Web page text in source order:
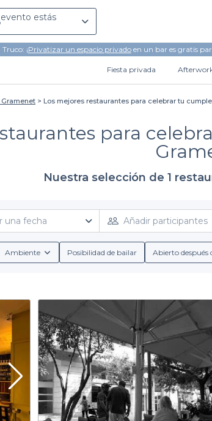
estás
Truco: ¡Privatizar un espacio privadoen un bar es gratis
Fiesta privada
Los mejores restaurantes para celebrar tu
para
Nuestra selección de 1
una fecha Añadir participantes
Ambiente Posibilidad de bailar Abierto después